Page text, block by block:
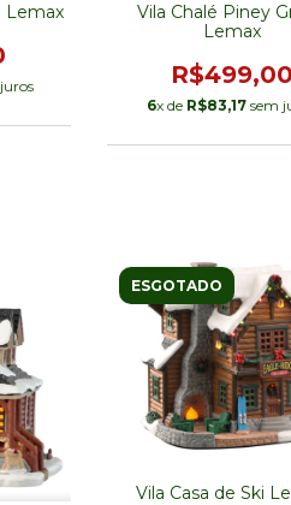
Lemax
Vila Chalé Piney
Lemax
R$499,00
6x de R$83,17 sem
ESGOTADO
Vila Casa de Ski